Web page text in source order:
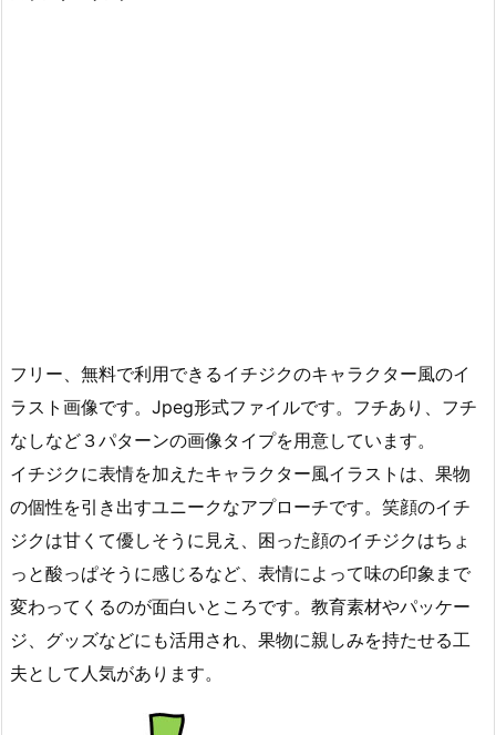
フリー、無料で利用できるイチジクのキャラクター風のイ
ラスト画像です。Jpeg形式ファイルです。フチあり、フチ
なしなど３パターンの画像タイプを用意しています。
イチジクに表情を加えたキャラクター風イラストは、果物
の個性を引き出すユニークなアプローチです。笑顔のイチ
ジクは甘くて優しそうに見え、困った顔のイチジクはちょ
っと酸っぱそうに感じるなど、表情によって味の印象まで
変わってくるのが面白いところです。教育素材やパッケー
ジ、グッズなどにも活用され、果物に親しみを持たせる工
夫として人気があります。